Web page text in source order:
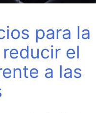
para la
el
a las